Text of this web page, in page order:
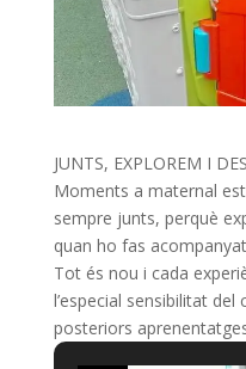
JUNTS, EXPLOREM I
Moments a maternal
sempre junts, perquè
quan ho fas
Tot és nou i cada
l’especial sensibilitat
posteriors